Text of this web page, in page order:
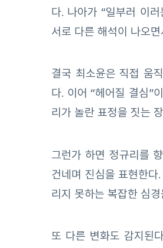
다. 나아가 “일부러 이
서로 다른 해석이 나오
결국 최소윤은 직접 움
다. 이어 “헤어질 결심”
리가 놀란 표정을 짓는
그런가 하면 정규리를
건네며 진심을 표현한다
리지 못하는 복잡한 심
또 다른 변화도 감지된